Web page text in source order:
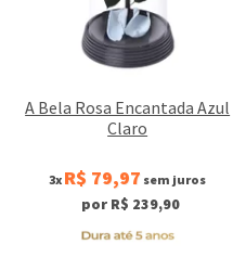
A Bela Rosa Encantada Azul
Claro
3x R$ 79,97 sem juros
por R$ 239,90